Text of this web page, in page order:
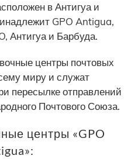
в Антигуа и
GPO Antigua,
Антигуа и Барбуда.
центры почтовых
миру и служат
пересылке отправлений
Почтового Союза.
центры «GPO